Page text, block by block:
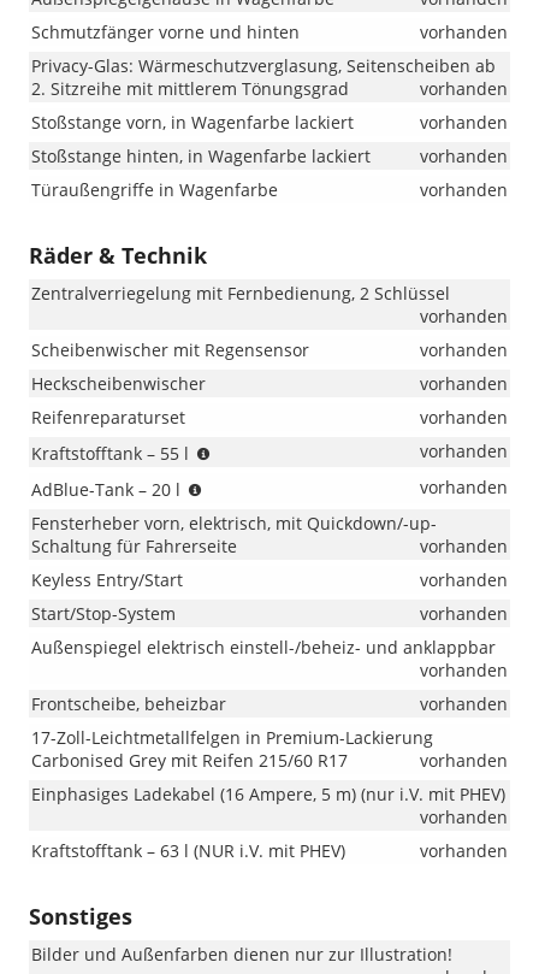
Schmutzfänger vorne und hinten
vorhanden
Privacy-Glas: Wärmeschutzverglasung, Seitenscheiben ab
2. Sitzreihe mit mittlerem Tönungsgrad
vorhanden
Stoßstange vorn, in Wagenfarbe lackiert
vorhanden
Stoßstange hinten, in Wagenfarbe lackiert
vorhanden
Türaußengriffe in Wagenfarbe
vorhanden
Räder & Technik
Zentralverriegelung mit Fernbedienung, 2 Schlüssel
vorhanden
Scheibenwischer mit Regensensor
vorhanden
Heckscheibenwischer
vorhanden
Reifenreparaturset
vorhanden
Kraftstofftank – 55 l
PHEV)
vorhanden
AdBlue-Tank – 20 l
mit
Diesel)
vorhanden
Fensterheber vorn, elektrisch, mit Quickdown/-up-
Schaltung für Fahrerseite
vorhanden
Keyless Entry/Start
vorhanden
Start/Stop-System
vorhanden
Außenspiegel elektrisch einstell-/beheiz- und anklappbar
vorhanden
Frontscheibe, beheizbar
vorhanden
17-Zoll-Leichtmetallfelgen in Premium-Lackierung
Carbonised Grey mit Reifen 215/60 R17
vorhanden
Einphasiges Ladekabel (16 Ampere, 5 m) (nur i.V. mit PHEV)
vorhanden
Kraftstofftank – 63 l (NUR i.V. mit PHEV)
vorhanden
Sonstiges
Bilder und Außenfarben dienen nur zur Illustration!